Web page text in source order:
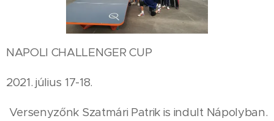
NAPOLI CHALLENGER CUP
2021. július 17-18.
Versenyzőnk Szatmári Patrik is indult Nápolyban.